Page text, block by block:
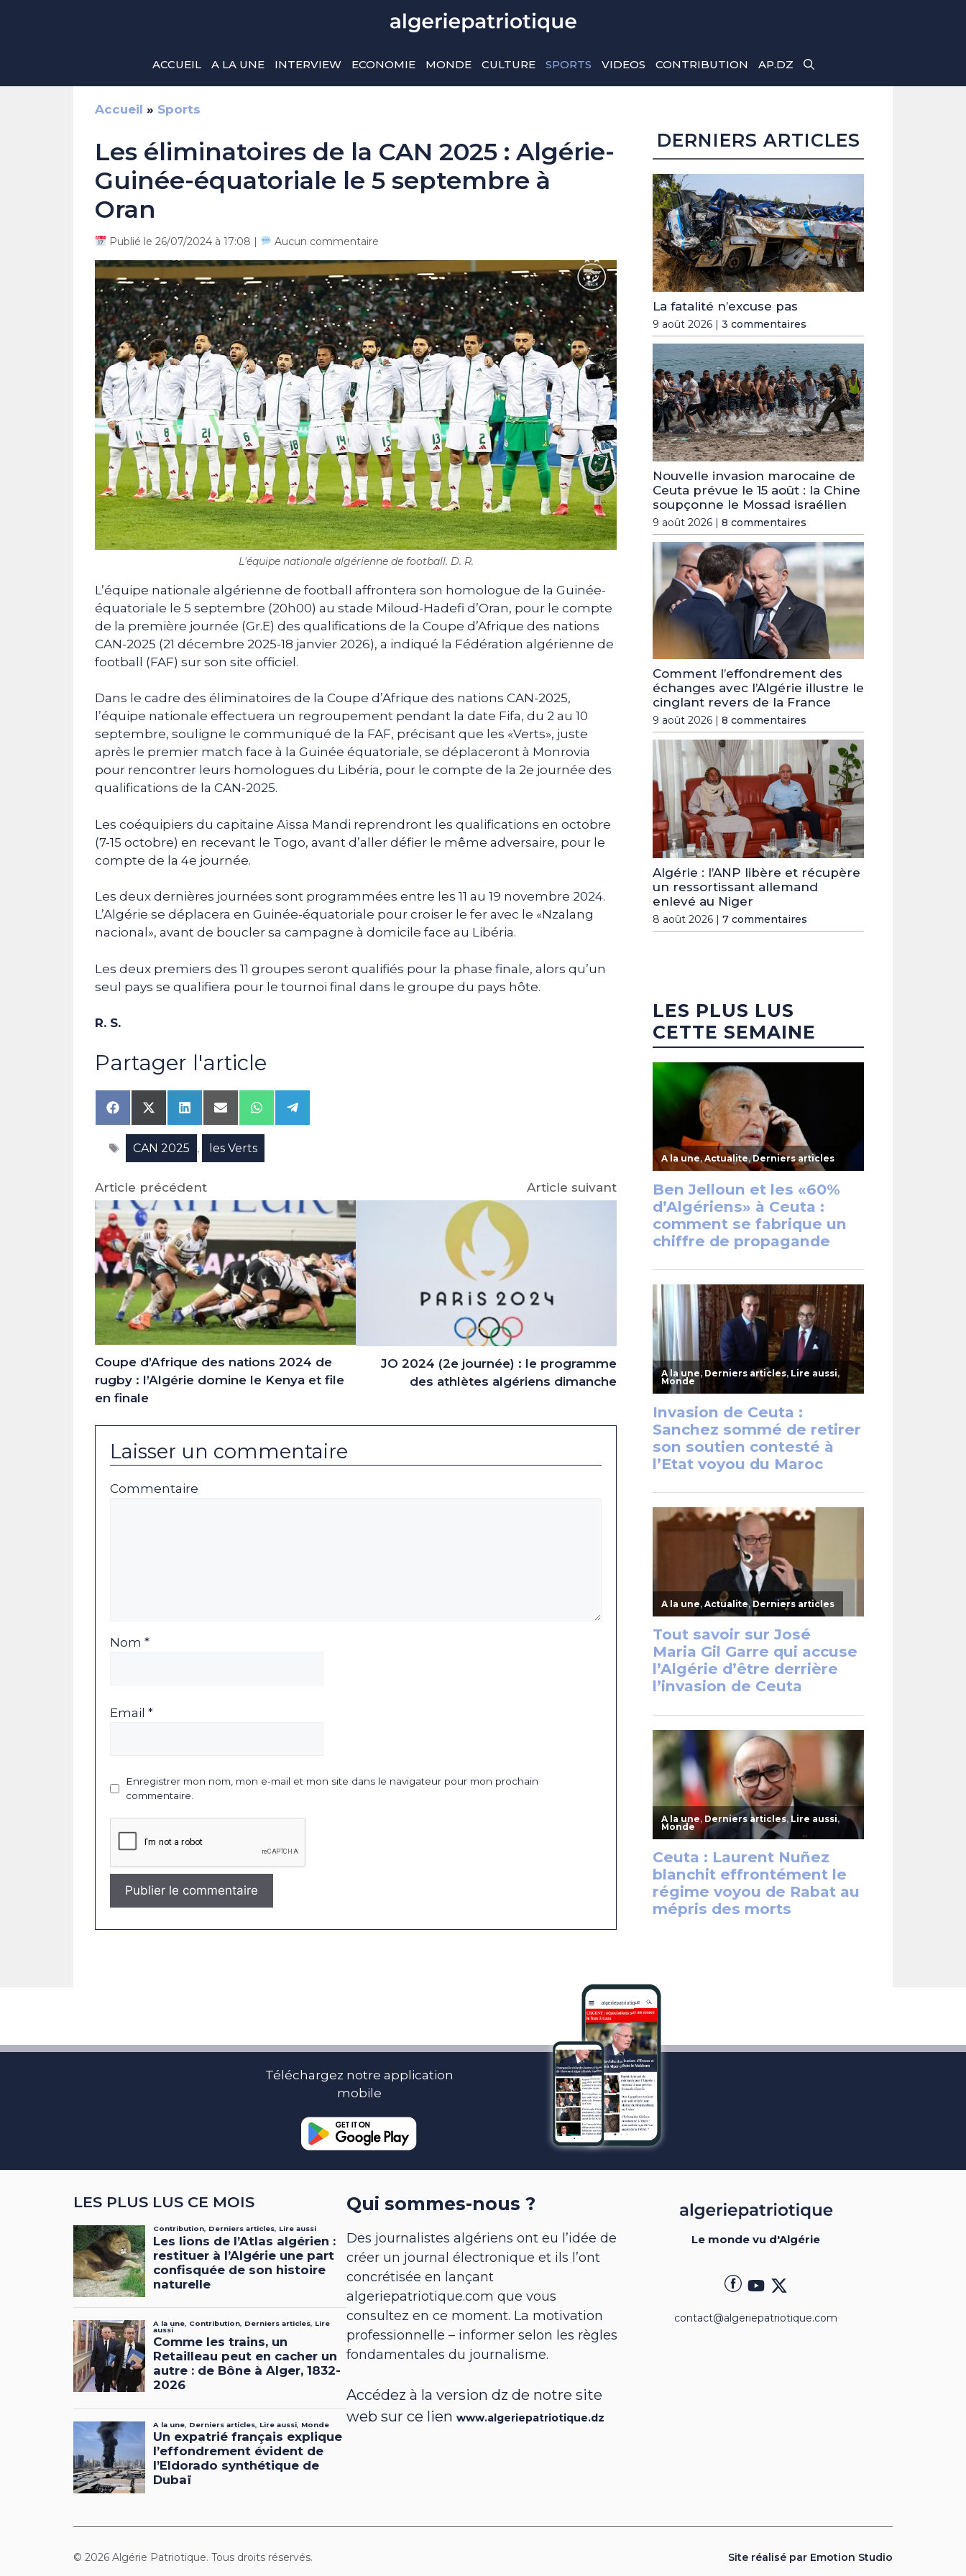
ACCUEIL A LA UNE INTERVIEW ECONOMIE MONDE CULTURE SPORTS VIDEOS CONTRIBUTION AP.DZ
Accueil » Sports
Les éliminatoires de la CAN 2025 : Algérie-
Guinée-équatoriale le 5 septembre à
Oran
Publié le 26/07/2024 à 17:08 | Aucun commentaire
L'équipe nationale algérienne de football. D. R.
L’équipe nationale algérienne de football affrontera son homologue de la Guinée-
équatoriale le 5 septembre (20h00) au stade Miloud-Hadefi d’Oran, pour le compte
de la première journée (Gr.E) des qualifications de la Coupe d’Afrique des nations
CAN-2025 (21 décembre 2025-18 janvier 2026), a indiqué la Fédération algérienne de
football (FAF) sur son site officiel.
Dans le cadre des éliminatoires de la Coupe d’Afrique des nations CAN-2025,
l’équipe nationale effectuera un regroupement pendant la date Fifa, du 2 au 10
septembre, souligne le communiqué de la FAF, précisant que les «Verts», juste
après le premier match face à la Guinée équatoriale, se déplaceront à Monrovia
pour rencontrer leurs homologues du Libéria, pour le compte de la 2e journée des
qualifications de la CAN-2025.
Les coéquipiers du capitaine Aïssa Mandi reprendront les qualifications en octobre
(7-15 octobre) en recevant le Togo, avant d’aller défier le même adversaire, pour le
compte de la 4e journée.
Les deux dernières journées sont programmées entre les 11 au 19 novembre 2024.
L’Algérie se déplacera en Guinée-équatoriale pour croiser le fer avec le «Nzalang
nacional», avant de boucler sa campagne à domicile face au Libéria.
Les deux premiers des 11 groupes seront qualifiés pour la phase finale, alors qu’un
seul pays se qualifiera pour le tournoi final dans le groupe du pays hôte.
R. S.
Partager l'article
Share
on
Facebook
Share
on
X
(Twitter)
Share
on
LinkedIn
Share
on
Email
Share
on
WhatsApp
Share
on
Étiquettes
CAN 2025 , les Verts
Article précédent
Coupe d’Afrique des nations 2024 de
rugby : l’Algérie domine le Kenya et file
en finale
Article suivant
JO 2024 (2e journée) : le programme
des athlètes algériens dimanche
Laisser un commentaire
Commentaire
Nom *
Email *
Enregistrer mon nom, mon e-mail et mon site dans le navigateur pour mon prochain
commentaire.
DERNIERS ARTICLES
La fatalité n’excuse pas
9 août 2026 | 3 commentaires
Nouvelle invasion marocaine de
Ceuta prévue le 15 août : la Chine
soupçonne le Mossad israélien
9 août 2026 | 8 commentaires
Comment l’effondrement des
échanges avec l’Algérie illustre le
cinglant revers de la France
9 août 2026 | 8 commentaires
Algérie : l’ANP libère et récupère
un ressortissant allemand
enlevé au Niger
8 août 2026 | 7 commentaires
LES PLUS LUS
CETTE SEMAINE
Téléchargez notre application
mobile
LES PLUS LUS CE MOIS Qui sommes-nous ?
Des journalistes algériens ont eu l’idée de
créer un journal électronique et ils l’ont
concrétisée en lançant
algeriepatriotique.com que vous
consultez en ce moment. La motivation
professionnelle – informer selon les règles
fondamentales du journalisme.
Accédez à la version dz de notre site
web sur ce lienwww.algeriepatriotique.dz
Le monde vu d'Algérie
contact@algeriepatriotique.com
© 2026 Algérie Patriotique. Tous droits réservés. Site réalisé par Emotion Studio